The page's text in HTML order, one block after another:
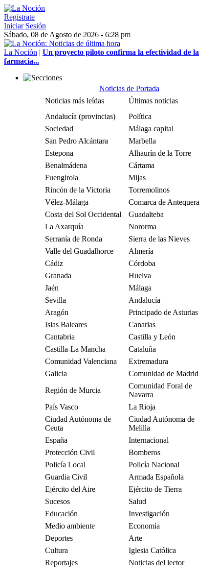
Regístrate
Iniciar Sesión
Sábado, 08 de Agosto de 2026 - 6:28 pm
La Noción | Un proyecto piloto confirma la efectividad de la
farmacia...
Noticias de Portada
Noticias más leídas
Últimas noticias
Andalucía (provincias)
Política
Sociedad
Málaga capital
San Pedro Alcántara
Marbella
Estepona
Alhaurín de la Torre
Benalmádena
Cártama
Fuengirola
Mijas
Rincón de la Victoria
Torremolinos
Vélez-Málaga
Comarca de Antequera
Costa del Sol Occidental
Guadalteba
La Axarquía
Nororma
Serranía de Ronda
Sierra de las Nieves
Valle del Guadalhorce
Almería
Cádiz
Córdoba
Granada
Huelva
Jaén
Málaga
Sevilla
Andalucía
Aragón
Principado de Asturias
Islas Baleares
Canarias
Cantabria
Castilla y León
Castilla-La Mancha
Cataluña
Comunidad Valenciana
Extremadura
Galicia
Comunidad de Madrid
Región de Murcia
Comunidad Foral de
Navarra
País Vasco
La Rioja
Ciudad Autónoma de
Ceuta
Ciudad Autónoma de
Melilla
España
Internacional
Protección Civil
Bomberos
Policía Local
Policía Nacional
Guardia Civil
Armada Española
Ejército del Aire
Ejército de Tierra
Sucesos
Salud
Educación
Investigación
Medio ambiente
Economía
Deportes
Arte
Cultura
Iglesia Católica
Reportajes
Noticias del lector